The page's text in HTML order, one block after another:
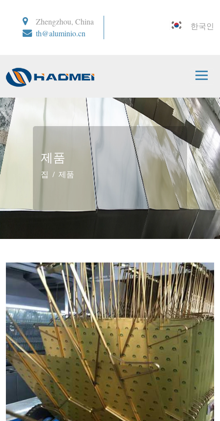
Zhengzhou, China
th@aluminio.cn
한국인
제품
집 제품